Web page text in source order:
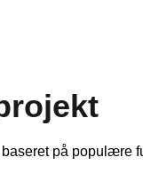
på populære